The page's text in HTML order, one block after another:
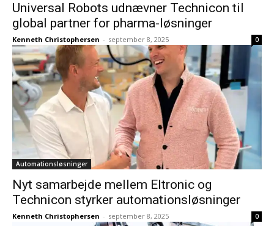
Universal Robots udnævner Technicon til
global partner for pharma-løsninger
Kenneth Christophersen - september 8, 2025 0
Automationsløsninger
Nyt samarbejde mellem Eltronic og
Technicon styrker automationsløsninger
Kenneth Christophersen - september 8, 2025 0